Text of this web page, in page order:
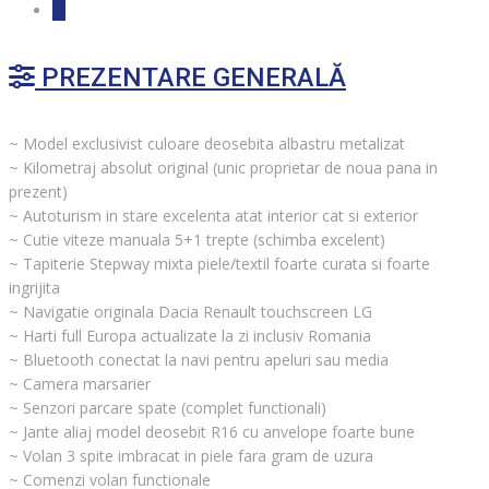
PREZENTARE GENERALĂ
~ Model exclusivist culoare deosebita albastru metalizat
~ Kilometraj absolut original (unic proprietar de noua pana in
prezent)
~ Autoturism in stare excelenta atat interior cat si exterior
~ Cutie viteze manuala 5+1 trepte (schimba excelent)
~ Tapiterie Stepway mixta piele/textil foarte curata si foarte
ingrijita
~ Navigatie originala Dacia Renault touchscreen LG
~ Harti full Europa actualizate la zi inclusiv Romania
~ Bluetooth conectat la navi pentru apeluri sau media
~ Camera marsarier
~ Senzori parcare spate (complet functionali)
~ Jante aliaj model deosebit R16 cu anvelope foarte bune
~ Volan 3 spite imbracat in piele fara gram de uzura
~ Comenzi volan functionale